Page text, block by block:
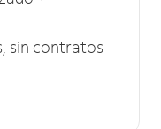
sin contratos